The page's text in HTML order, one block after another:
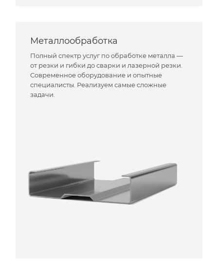
Металлообработка
Полный спектр услуг по обработке металла —
от резки и гибки до сварки и лазерной резки.
Современное оборудование и опытные
специалисты. Реализуем самые сложные
задачи.